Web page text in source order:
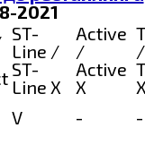
2021
ST-
Line /
ST-
Line X
Active
/
Active
X
/
V -
-